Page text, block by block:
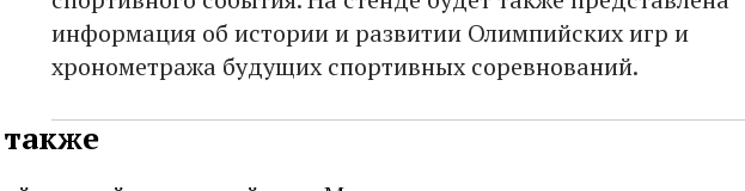
информация об истории и развитии Олимпийских игр и
хронометража будущих спортивных соревнований.